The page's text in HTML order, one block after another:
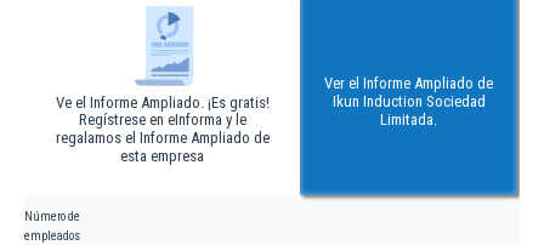
Ve el Informe Ampliado. ¡Es gratis!
Regístrese en eInforma y le
regalamos el Informe Ampliado de
esta empresa
Ver el Informe Ampliado de
Ikun Induction Sociedad
Limitada.
Número de
empleados